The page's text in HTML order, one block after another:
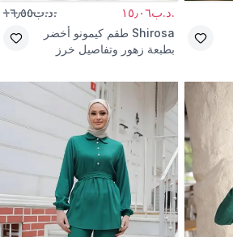
.د.ب١٥٫٠٦ .د.ب١٦٫٥٥
Shirosa طقم كيمونو أخضر
بطبعة زهور وتفاصيل خرز